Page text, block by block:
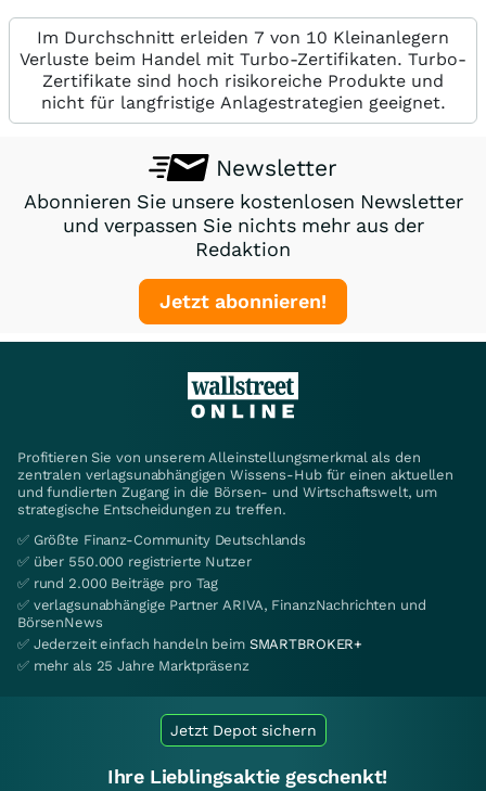
Im Durchschnitt erleiden 7 von 10 Kleinanlegern
Verluste beim Handel mit Turbo-Zertifikaten. Turbo-
Zertifikate sind hoch risikoreiche Produkte und
nicht für langfristige Anlagestrategien geeignet.
Newsletter
Abonnieren Sie unsere kostenlosen Newsletter
und verpassen Sie nichts mehr aus der
Redaktion
Jetzt abonnieren!
Profitieren Sie von unserem Alleinstellungsmerkmal als den
zentralen verlagsunabhängigen Wissens-Hub für einen aktuellen
und fundierten Zugang in die Börsen- und Wirtschaftswelt, um
strategische Entscheidungen zu treffen.
✅ Größte Finanz-Community Deutschlands
✅ über 550.000 registrierte Nutzer
✅ rund 2.000 Beiträge pro Tag
✅ verlagsunabhängige Partner ARIVA, FinanzNachrichten und
BörsenNews
✅ Jederzeit einfach handeln beim SMARTBROKER+
✅ mehr als 25 Jahre Marktpräsenz
Jetzt Depot sichern
Ihre Lieblingsaktie geschenkt!